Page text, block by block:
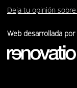
Deja tu opinión
Web desarrollada por